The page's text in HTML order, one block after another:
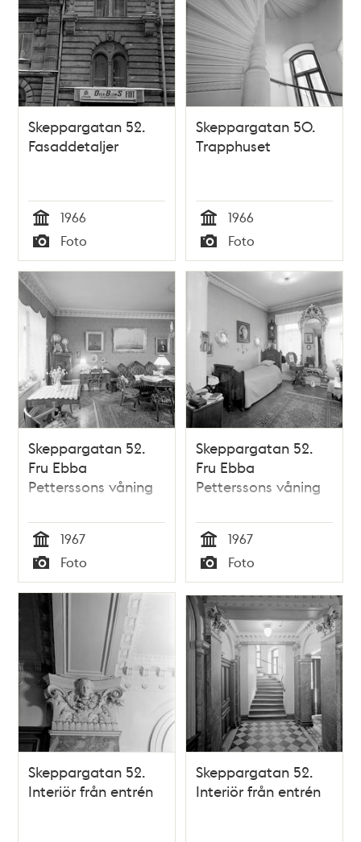
Skeppargatan 52.
Fasaddetaljer
Tid
1966
Typ
Foto
Skeppargatan 50.
Trapphuset
Tid
1966
Typ
Foto
Skeppargatan 52.
Fru Ebba
Petterssons våning
Tid
1967
Typ
Foto
Skeppargatan 52.
Fru Ebba
Petterssons våning
Tid
1967
Typ
Foto
Skeppargatan 52.
Interiör från entrén
Skeppargatan 52.
Interiör från entrén